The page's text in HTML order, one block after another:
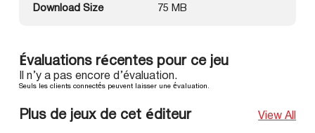
Download Size 75 MB
Évaluations récentes pour ce jeu
Il n’y a pas encore d’évaluation.
Seuls les clients connectés peuvent laisser une évaluation.
Plus de jeux de cet éditeur View All